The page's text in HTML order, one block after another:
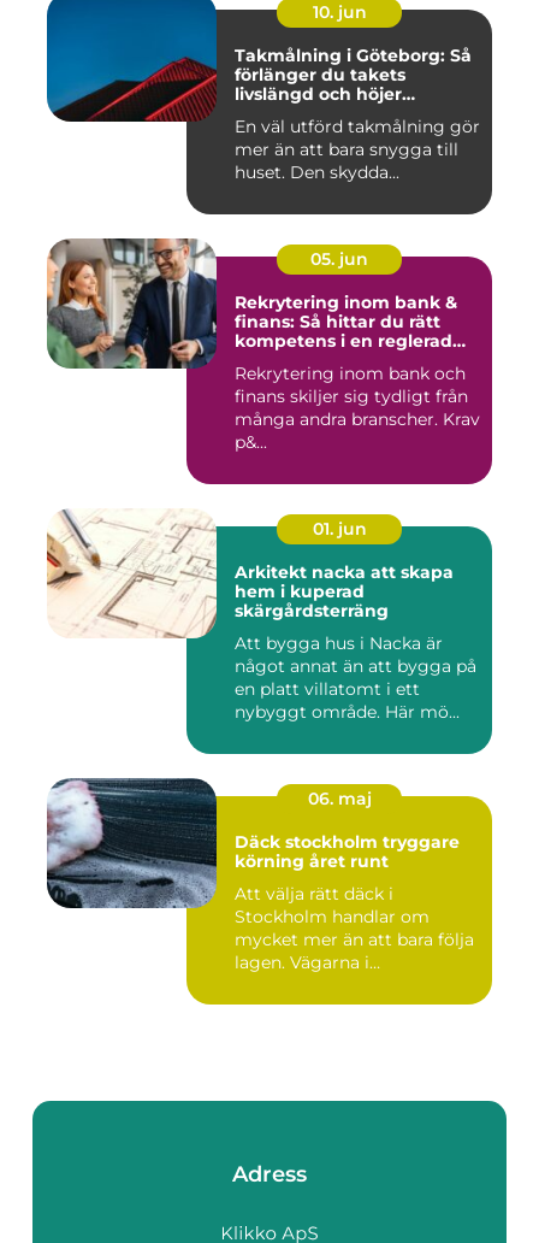
10. jun
Takmålning i Göteborg: Så
förlänger du takets
livslängd och höjer
En väl utförd takmålning gör
mer än att bara snygga till
huset. Den skydda...
05. jun
Rekrytering inom bank &
finans: Så hittar du rätt
kompetens i en reglerad
Rekrytering inom bank och
finans skiljer sig tydligt från
många andra branscher. Krav
p&...
01. jun
Arkitekt nacka att skapa
hem i kuperad
skärgårdsterräng
Att bygga hus i Nacka är
något annat än att bygga på
en platt villatomt i ett
nybyggt område. Här mö...
06. maj
Däck stockholm tryggare
körning året runt
Att välja rätt däck i
Stockholm handlar om
mycket mer än att bara följa
lagen. Vägarna i
Adress